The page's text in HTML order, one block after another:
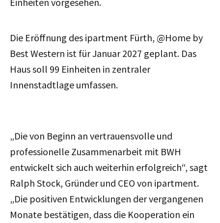
Die Eröffnung des ipartment Fürth, @Home by
Best Western ist für Januar 2027 geplant. Das
Haus soll 99 Einheiten in zentraler
Innenstadtlage umfassen.
„Die von Beginn an vertrauensvolle und
professionelle Zusammenarbeit mit BWH
entwickelt sich auch weiterhin erfolgreich“, sagt
Ralph Stock, Gründer und CEO von ipartment.
„Die positiven Entwicklungen der vergangenen
Monate bestätigen, dass die Kooperation ein